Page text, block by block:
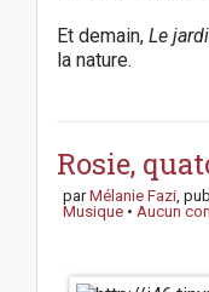
Et demain, Le
la nature.
s
t
n
Rosie,
parMélanie Fazi ,
Musique • Aucun